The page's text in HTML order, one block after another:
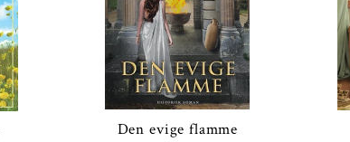
Den evige flamme